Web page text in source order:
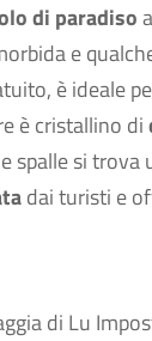
di paradiso
e
è ideale
è cristallino di
spalle si
dai turisti e
di Lu